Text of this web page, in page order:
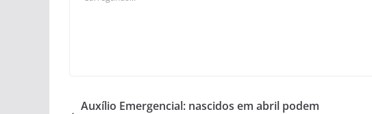
Auxílio Emergencial: nascidos em abril podem